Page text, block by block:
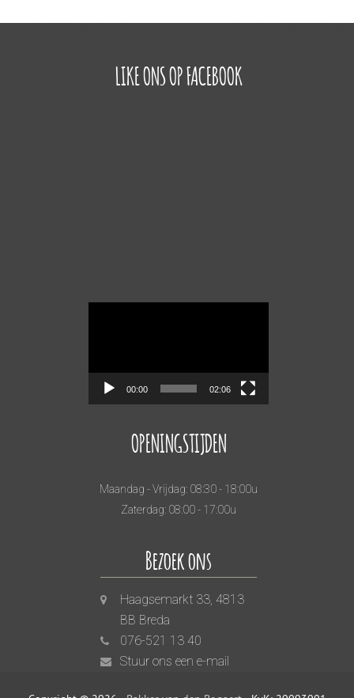
LIKE ONS OP FACEBOOK
00:00 02:06
OPENINGSTIJDEN
Maandag - Vrijdag: 08:30 - 18:00u
Zaterdag: 08:00 - 17:00u
Bezoek ons
Haagsemarkt 33, 4813
BB Breda
076-521 13 40
Stuur ons een e-mail